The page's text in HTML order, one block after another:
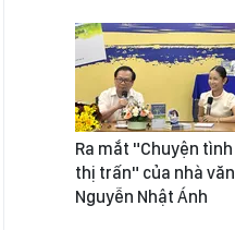
Ra mắt "Chuyện tình
thị trấn" của nhà văn
Nguyễn Nhật Ánh